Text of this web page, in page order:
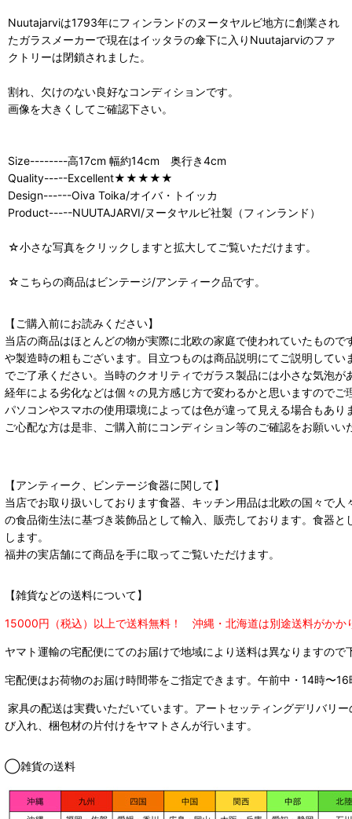
Nuutajarviは1793年にフィンランドのヌータヤルビ地方に創業され
たガラスメーカーで現在はイッタラの傘下に入りNuutajarviのファ
クトリーは閉鎖されました。
割れ、欠けのない良好なコンディションです。
画像を大きくしてご確認下さい。
Size--------高17cm 幅約14cm 奥行き4cm
Quality-----Excellent★★★★★
Design------Oiva Toika/オイバ・トイッカ
Product-----NUUTAJARVI/ヌータヤルビ社製（フィンランド）
☆小さな写真をクリックしますと拡大してご覧いただけます。
☆こちらの商品はビンテージ/アンティーク品です。
【ご購入前にお読みください】
当店の商品はほとんどの物が実際に北欧の家庭で使われていたもの
や製造時の粗もございます。目立つものは商品説明にてご説明して
でご了承ください。当時のクオリティでガラス製品には小さな気泡が
経年による劣化などは個々の見方感じ方で変わるかと思いますのでご
パソコンやスマホの使用環境によっては色が違って見える場合もあ
ご心配な方は是非、ご購入前にコンディション等のご確認をお願い
【アンティーク、ビンテージ食器に関して】
当店でお取り扱いしております食器、キッチン用品は北欧の国々で
の食品衛生法に基づき装飾品として輸入、販売しております。食器
します。
福井の実店舗にて商品を手に取ってご覧いただけます。
【雑貨などの送料について】
15000円（税込）以上で送料無料！ 沖縄・北海道は別途送料がかか
ヤマト運輸の宅配便にてのお届けで地域により送料は異なりますので
宅配便はお荷物のお届け時間帯をご指定できます。 午前中・14時〜
家具の配送は実費いただいています。アートセッティングデリバリ
び入れ、梱包材の片付けをヤマトさんが行います。
◯雑貨の送料